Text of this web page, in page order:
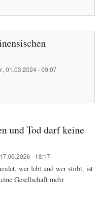
01.03.2024 - 09:07
und Tod darf keine
- 18:17
wer lebt und wer stirbt, ist
Gesellschaft mehr